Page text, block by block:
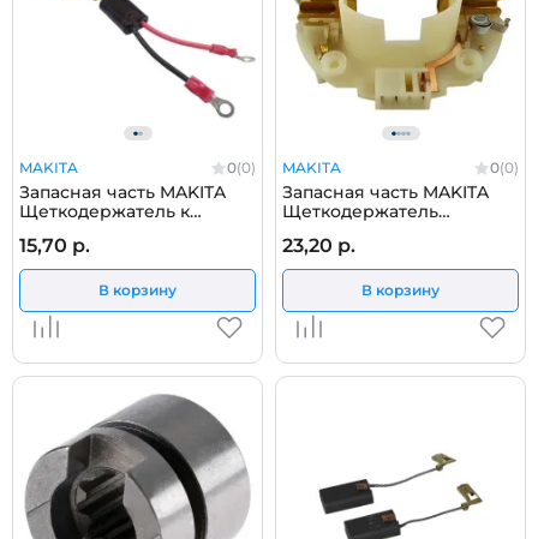
MAKITA 0(0)
Запасная часть MAKITA
Щеткодержатель к
15,70 р.
В корзину
MAKITA 0(0)
Запасная часть MAKITA
Щеткодержатель
HM1203C 638447-4
23,20 р.
В корзину